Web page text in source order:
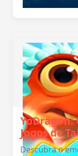
YoDragon:
Jogos de
Descubra o